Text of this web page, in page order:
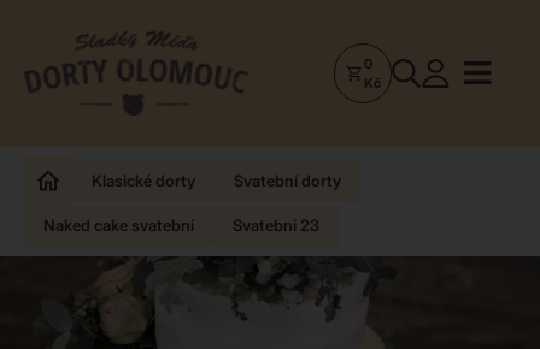
Dorty
Zakázkové
poctivá
0
Kč
Klasické dorty Svatební dorty
Naked cake svatební Svatebni 23